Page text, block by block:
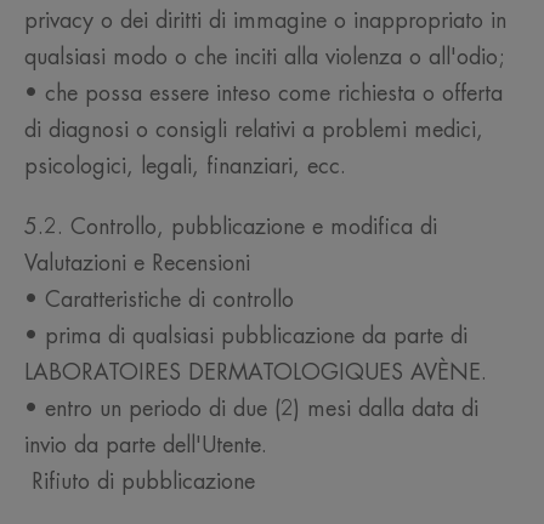
privacy o dei diritti di immagine o inappropriato in
qualsiasi modo o che inciti alla violenza o all'odio;
• che possa essere inteso come richiesta o offerta
di diagnosi o consigli relativi a problemi medici,
psicologici, legali, finanziari, ecc.
5.2. Controllo, pubblicazione e modifica di
Valutazioni e Recensioni
• Caratteristiche di controllo
• prima di qualsiasi pubblicazione da parte di
LABORATOIRES DERMATOLOGIQUES AVÈNE.
• entro un periodo di due (2) mesi dalla data di
invio da parte dell'Utente.
Rifiuto di pubblicazione